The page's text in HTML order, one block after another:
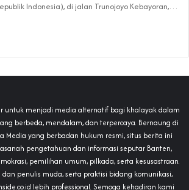
Indonesia), di jalan Trunojoyo Kebayoran,…
untuk menjadi media alternatif bagi khalayak dalam
berbeda, mendalam, dan terpercaya. Bernaung di
Media yang berbadan hukum resmi, situs berita ini
pengetahuan dan informasi seputar Banten,
pemilihan umum, pilkada, serta kesusastraan.
penulis muda, serta praktisi bidang komunikasi,
lebih professional. Semoga kehadiran kami